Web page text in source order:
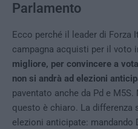
Parlamento
Ecco perché il leader di Forza
campagna acquisti per il voto
migliore, per convincere a
non si andrà ad elezioni
paventato anche da Pd e
questo è chiaro. La differenza
elezioni anticipate: mandando